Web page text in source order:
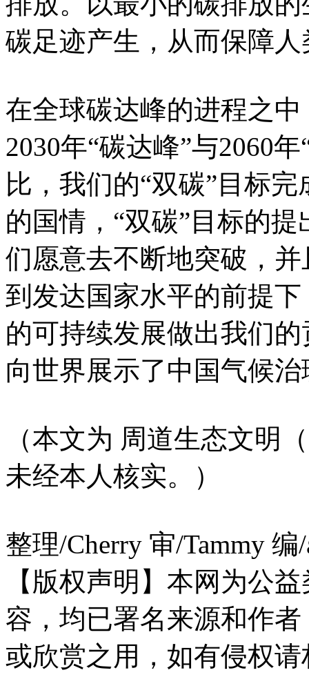
碳足迹产生，从而保障
在全球碳达峰的进程之
2030年“碳达峰”与2060
比，我们的“双碳”目标
的国情，“双碳”目标的
们愿意去不断地突破，
到发达国家水平的前提
的可持续发展做出我们
向世界展示了中国气候
（本文为 周道生态文明
未经本人核实。）
整理/Cherry 审/Tammy 编
【版权声明】本网为公
容，均已署名来源和作
或欣赏之用，如有侵权